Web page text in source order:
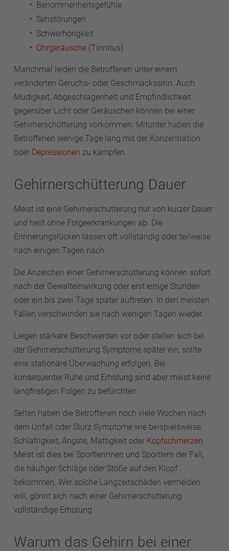
Benommenheitsgefühle
Sehstörungen
Schwerhörigkeit
Ohrgeräusche (Tinnitus)
Manchmal leiden die Betroffenen unter einem
veränderten Geruchs- oder Geschmackssinn. Auch
Müdigkeit, Abgeschlagenheit und Empfindlichkeit
gegenüber Licht oder Geräuschen können bei einer
Gehirnerschütterung vorkommen. Mitunter haben die
Betroffenen wenige Tage lang mit der Konzentration
oder Depressionen zu kämpfen.
Gehirnerschütterung Dauer
Meist ist eine Gehirnerschütterung nur von kurzer Dauer
und heilt ohne Folgeerkrankungen ab. Die
Erinnerungslücken lassen oft vollständig oder teilweise
nach einigen Tagen nach.
Die Anzeichen einer Gehirnerschütterung können sofort
nach der Gewalteinwirkung oder erst einige Stunden
oder ein bis zwei Tage später auftreten. In den meisten
Fällen verschwinden sie nach wenigen Tagen wieder.
Liegen stärkere Beschwerden vor oder stellen sich bei
der Gehirnerschütterung Symptome später ein, sollte
eine stationäre Überwachung erfolgen. Bei
konsequenter Ruhe und Erholung sind aber meist keine
langfristigen Folgen zu befürchten.
Selten haben die Betroffenen noch viele Wochen nach
dem Unfall oder Sturz Symptome wie beispielsweise
Schläfrigkeit, Ängste, Mattigkeit oder Kopfschmerzen.
Meist ist dies bei Sportlerinnen und Sportlern der Fall,
die häufiger Schläge oder Stöße auf den Klopf
bekommen. Wer solche Langzeitschäden vermeiden
will, gönnt sich nach einer Gehirnerschütterung
vollständige Erholung.
Warum das Gehirn bei einer